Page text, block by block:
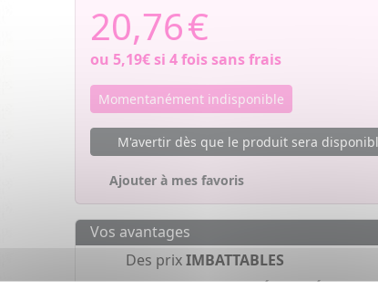
20,76€
ou 5,19€si 4 fois sans frais
Momentanément indisponible
M'avertir dès que le produit sera
Ajouter à mes favoris
Vos avantages
Des prixIMBATTABLES